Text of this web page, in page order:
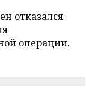
отказался
операции.